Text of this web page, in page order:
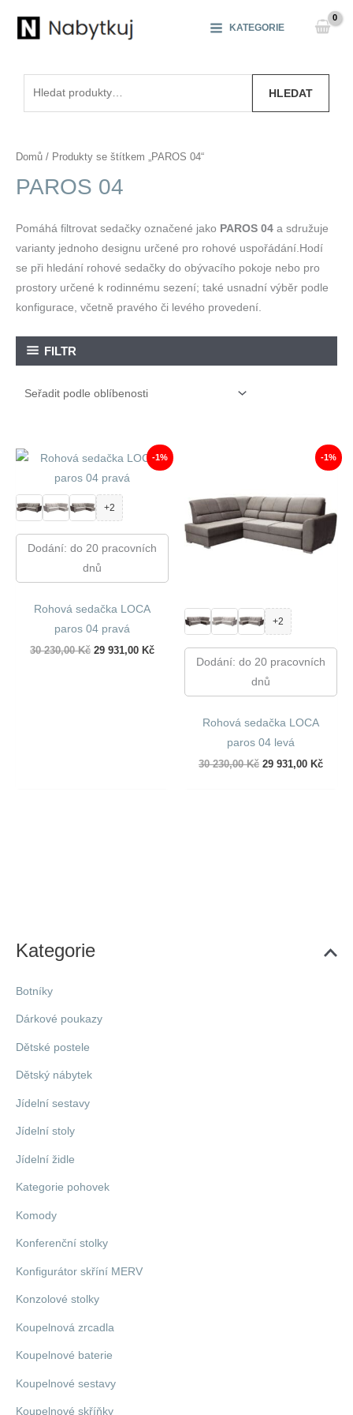
KATEGORIE
HLEDAT
Kategorie
Botníky
Dárkové poukazy
Dětské postele
Dětský nábytek
Jídelní sestavy
Jídelní stoly
Jídelní židle
Kategorie pohovek
Komody
Konferenční stolky
Konfigurátor skříní MERV
Konzolové stolky
Koupelnová zrcadla
Koupelnové baterie
Koupelnové sestavy
Koupelnové skříňky
Domů / Produkty se štítkem „PAROS 04“
PAROS 04
Pomáhá filtrovat sedačky označené jako PAROS 04 a sdružuje
varianty jednoho designu určené pro rohové uspořádání.Hodí
se při hledání rohové sedačky do obývacího pokoje nebo pro
prostory určené k rodinnému sezení; také usnadní výběr podle
konfigurace, včetně pravého či levého provedení.
FILTR
-1%
+2
Dodání: do 20 pracovních
dnů
Rohová sedačka LOCA
paros 04 pravá
30 230,00Kč Původní
29 931,00 KčAktuální
-1%
+2
Dodání: do 20 pracovních
dnů
Rohová sedačka LOCA
paros 04 levá
30 230,00Kč Původní
29 931,00 Kč